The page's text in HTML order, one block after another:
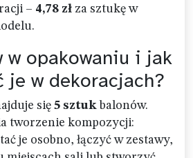
– 4,78 zł za sztukę w
w opakowaniu i jak
je w dekoracjach?
się 5 sztuk balonów.
tworzenie kompozycji:
je osobno, łączyć w zestawy,